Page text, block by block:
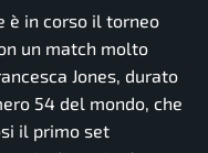
è in corso il torneo
un match molto
Jones, durato
54 del mondo, che
il primo set